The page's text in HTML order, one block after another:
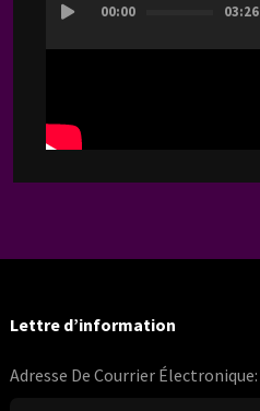
vidéo
00:00 03:26
Lettre d’information
Adresse De Courrier Électronique: